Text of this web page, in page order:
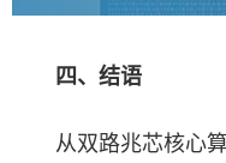
四、结语
从双路兆芯核心算